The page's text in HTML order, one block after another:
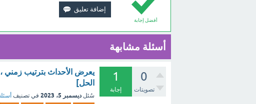
أفضل إجابة
أسئلة مشابهة
0
تصويتات
1
إجابة
يعرض الأحداث بترتيب زمني
الحل]
سُئل ديسمبر 5، 2023 في تصنيف